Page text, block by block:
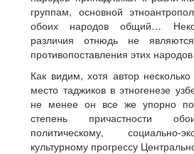
группам, основной
обоих народов общий…
различия отнюдь не
противопоставления этих
Как видим, хотя автор
место таджиков в этногенезе
не менее он все же упорно
степень причастности
политическому, социально-
культурному прогрессу